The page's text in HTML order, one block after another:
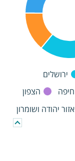
ירושלים
חיפה
הצפון
אזור יהודה ושומרון